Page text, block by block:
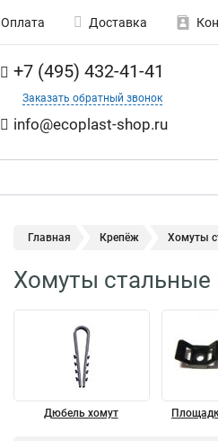
Оплата Доставка
+7 (495) 432-41-41
Заказать обратный звонок
info@ecoplast-shop.ru
Главная Крепёж Хомуты
Хомуты стальные
Дюбель хомут